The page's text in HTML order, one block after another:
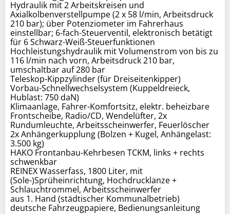
Hydraulik mit 2 Arbeitskreisen und
Axialkolbenverstellpumpe (2 x 58 l/min, Arbeitsdruck
210 bar); über Potenziometer im Fahrerhaus
einstellbar; 6-fach-Steuerventil, elektronisch betätigt
für 6 Schwarz-Weiß-Steuerfunktionen
Hochleistungshydraulik mit Volumenstrom von bis zu
116 l/min nach vorn, Arbeitsdruck 210 bar,
umschaltbar auf 280 bar
Teleskop-Kippzylinder (für Dreiseitenkipper)
Vorbau-Schnellwechselsystem (Kuppeldreieck,
Hublast: 750 daN)
Klimaanlage, Fahrer-Komfortsitz, elektr. beheizbare
Frontscheibe, Radio/CD, Wendelüfter, 2x
Rundumleuchte, Arbeitsscheinwerfer, Feuerlöscher
2x Anhängerkupplung (Bolzen + Kugel, Anhängelast:
3.500 kg)
HAKO Frontanbau-Kehrbesen TCKM, links + rechts
schwenkbar
REINEX Wasserfass, 1800 Liter, mit
(Sole-)Sprüheinrichtung, Hochdrucklanze +
Schlauchtrommel, Arbeitsscheinwerfer
aus 1. Hand (städtischer Kommunalbetrieb)
deutsche Fahrzeugpapiere, Bedienungsanleitung